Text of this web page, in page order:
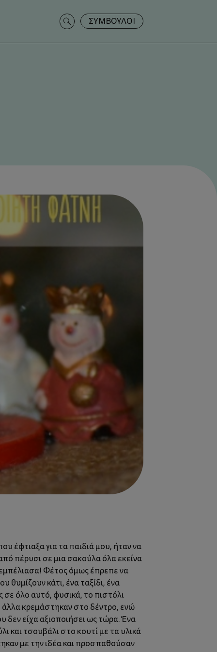
Search
for:
ΣΥΜΒΟΥΛΟΙ
έφτιαξα για τα παιδιά μου, ήταν να
πέρυσι σε μια σακούλα όλα εκείνα
Φέτος όμως έπρεπε να
θυμίζουν κάτι, ένα ταξίδι, ένα
σε όλο αυτό, φυσικά, το πιστόλι
άλλα κρεμάστηκαν στο δέντρο, ενώ
είχα αξιοποιήσει ως τώρα. Ένα
και τσουβάλι στο κουτί με τα υλικά
με την ιδέα και προσπαθούσαν